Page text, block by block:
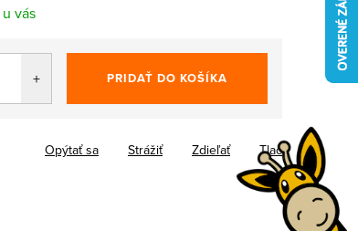
PRIDAŤ DO KOŠÍKA
Tlač
Opýtať sa Strážiť Zdieľať